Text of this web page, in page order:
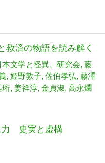
救済の物語を読み解く
文学と怪異」研究会 藤
姫野敦子 佐伯孝弘 藤澤
珩 姜祥淳 金貞淑 高永爛
力 史実と虚構